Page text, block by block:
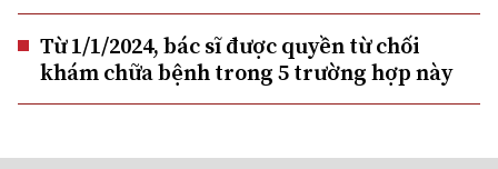
Từ 1/1/2024, bác sĩ được quyền từ chối
khám chữa bệnh trong 5 trường hợp này